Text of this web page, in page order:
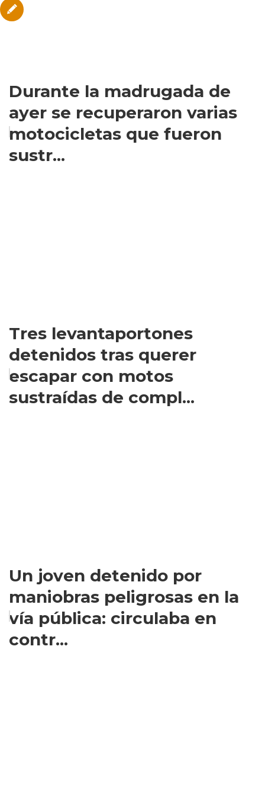
Durante la madrugada de
ayer se recuperaron varias
motocicletas que fueron
sustr...
Tres levantaportones
detenidos tras querer
escapar con motos
sustraídas de compl...
Un joven detenido por
maniobras peligrosas en la
vía pública: circulaba en
contr...